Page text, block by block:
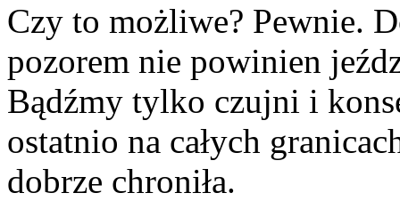
Czy to możliwe? Pewnie.
pozorem nie powinien
Bądźmy tylko czujni i
ostatnio na całych
dobrze chroniła.